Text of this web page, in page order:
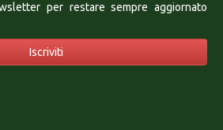
per restare sempre aggiornato
Iscriviti